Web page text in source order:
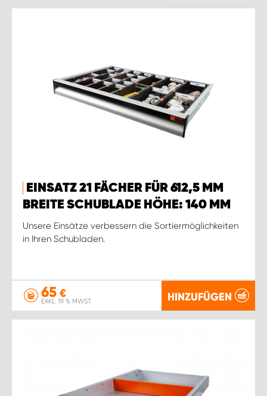
EINSATZ 21 FÄCHER FÜR 612,5 MM
BREITE SCHUBLADE HÖHE: 140 MM
Unsere Einsätze verbessern die Sortiermöglichkeiten
in Ihren Schubladen.
65 €
EXKL. 19 % MWST. HINZUFÜGEN